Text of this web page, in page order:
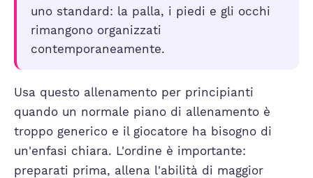
uno standard: la palla, i piedi e gli occhi
rimangono organizzati
contemporaneamente.
Usa questo allenamento per principianti
quando un normale piano di allenamento è
troppo generico e il giocatore ha bisogno di
un'enfasi chiara. L'ordine è importante:
preparati prima, allena l'abilità di maggior